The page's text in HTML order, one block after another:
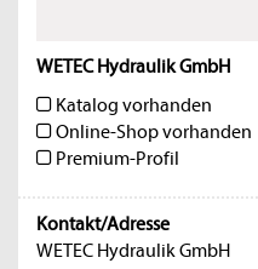
WETEC Hydraulik GmbH
Katalog vorhanden
Online-Shop vorhanden
Premium-Profil
Kontakt/Adresse
WETEC Hydraulik GmbH